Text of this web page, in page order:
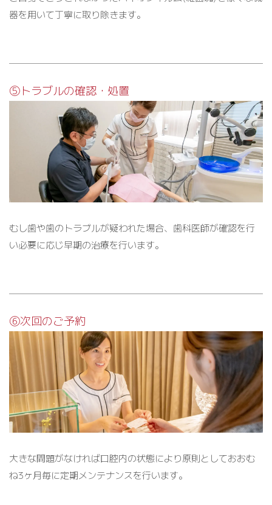
器を用いて丁寧に取り除きます。
⑤トラブルの確認・処置
むし歯や歯のトラブルが疑われた場合、歯科医師が確認を行
い必要に応じ早期の治療を行います。
⑥次回のご予約
大きな問題がなければ口腔内の状態により原則としておおむ
ね3ヶ月毎に定期メンテナンスを行います。